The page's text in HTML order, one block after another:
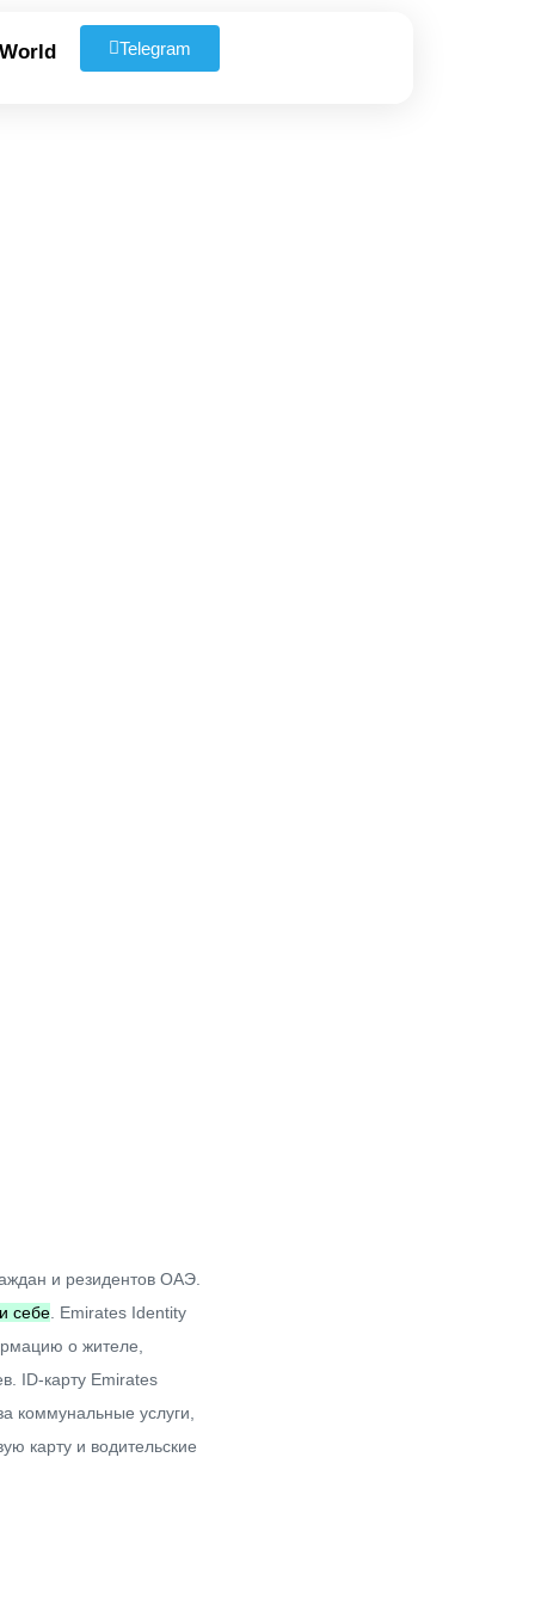
Telegram
и резидентов ОАЭ.
себе. Emirates Identity
о жителе,
ID-карту Emirates
коммунальные услуги,
карту и водительские